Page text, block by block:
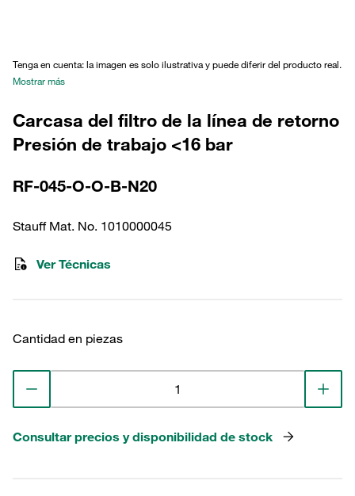
Tenga en cuenta: la imagen es solo ilustrativa y puede diferir del producto real.
Mostrar más
Carcasa del filtro de la línea de retorno
Presión de trabajo <16 bar
RF-045-O-O-B-N20
Stauff Mat. No. 1010000045
Ver Técnicas
Cantidad en piezas
Consultar precios y disponibilidad de stock